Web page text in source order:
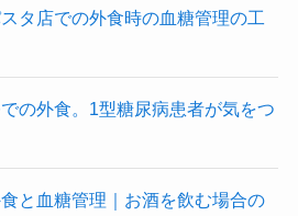
タ店での外食時の血糖管理の工
の外食。1型糖尿病患者が気をつ
と血糖管理｜お酒を飲む場合の